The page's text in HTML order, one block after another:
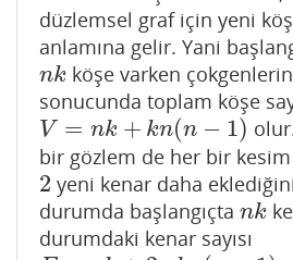
düzlemsel graf için yeni
anlamına gelir. Yani
nk
nk köşe varken
sonucunda toplam köşe
V = nk + kn(n − 1)
V= nk +kn( n− 1)
bir gözlem de her bir kesim
2
2 yeni kenar daha
durumda başlangıçta nk
nk
durumdaki kenar sayısı